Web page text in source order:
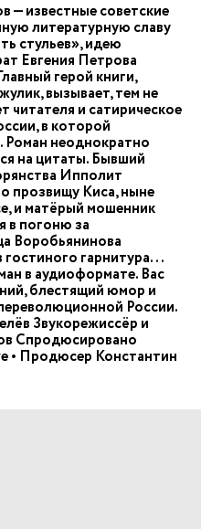
— известные советские
литературную славу
стульев», идею
Евгения Петрова
герой книги,
вызывает, тем не
читателя и сатирическое
в которой
Роман неоднократно
на цитаты. Бывший
Ипполит
прозвищу Киса, ныне
и матёрый мошенник
в погоню за
Воробьянинова
гостиного гарнитура...
в аудиоформате. Вас
блестящий юмор и
России.
Звукорежиссёр и
Спродюсировано
• Продюсер Константин